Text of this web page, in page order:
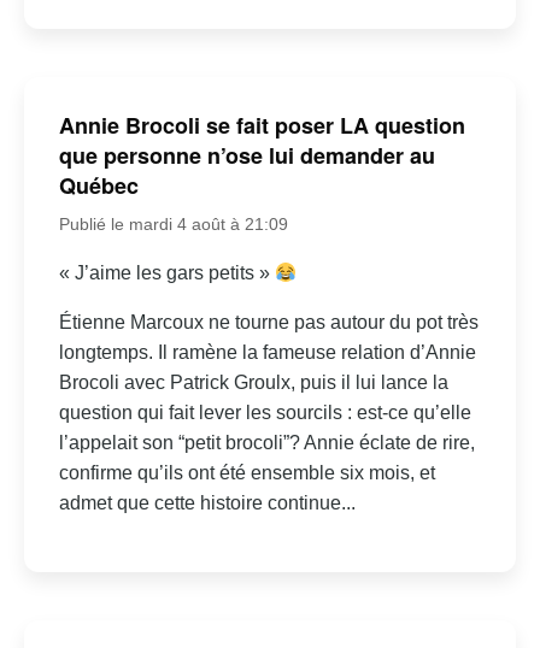
Annie Brocoli se fait poser LA question
que personne n’ose lui demander au
Québec
Publié le mardi 4 août à 21:09
« J’aime les gars petits »
Étienne Marcoux ne tourne pas autour du pot très
longtemps. Il ramène la fameuse relation d’Annie
Brocoli avec Patrick Groulx, puis il lui lance la
question qui fait lever les sourcils : est-ce qu’elle
l’appelait son “petit brocoli”? Annie éclate de rire,
confirme qu’ils ont été ensemble six mois, et
admet que cette histoire continue...